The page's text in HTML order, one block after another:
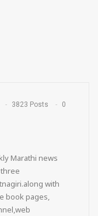
3823 Posts 0
Marathi news
with
book pages,